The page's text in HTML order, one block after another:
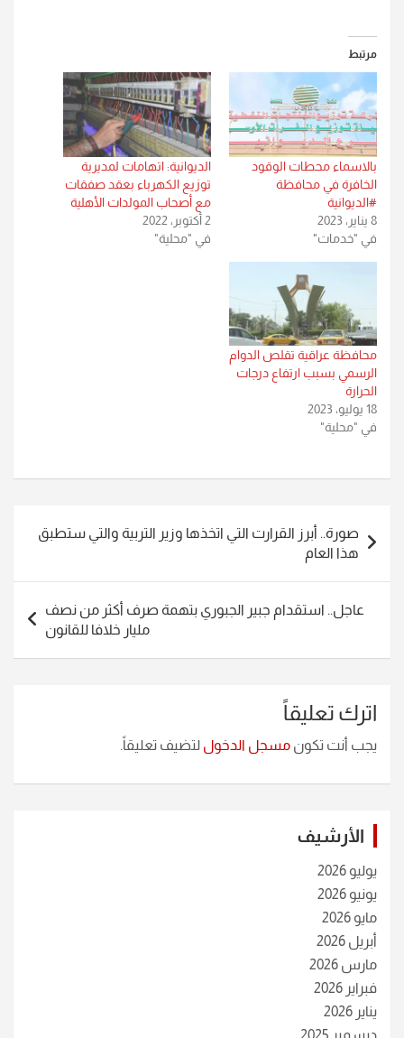
مرتبط
بالاسماء محطات الوقود
الخافرة في محافظة
#الديوانية
8 يناير، 2023
في "خدمات"
الديوانية: اتهامات لمديرية
توزيع الكهرباء بعقد صفقات
مع أصحاب المولدات الأهلية
2 أكتوبر، 2022
في "محلية"
محافظة عراقية تقلص الدوام
الرسمي بسبب ارتفاع درجات
الحرارة
18 يوليو، 2023
في "محلية"
المقالات
صورة.. أبرز القرارت التي اتخذها وزير التربية والتي ستطبق
هذا العام
عاجل.. استقدام جبير الجبوري بتهمة صرف أكثر من نصف
مليار خلافا للقانون
اترك تعليقاً
يجب أنت تكون مسجل الدخول لتضيف تعليقاً.
الأرشيف
يوليو 2026
يونيو 2026
مايو 2026
أبريل 2026
مارس 2026
فبراير 2026
يناير 2026